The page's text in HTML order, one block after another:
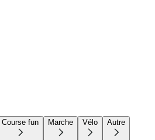
Course fun Marche Vélo Autre